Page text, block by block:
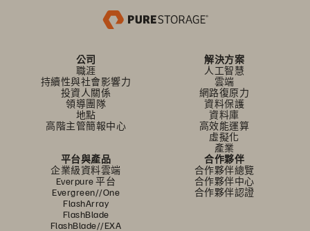
公司
職涯
持續性與社會影響力
投資人關係
領導團隊
地點
高階主管簡報中心
解決方案
人工智慧
雲端
網路復原力
資料保護
資料庫
高效能運算
虛擬化
產業
平台與產品
企業級資料雲端
Everpure 平台
Evergreen//One
FlashArray
FlashBlade
FlashBlade//EXA
合作夥伴
合作夥伴總覽
合作夥伴中心
合作夥伴認證